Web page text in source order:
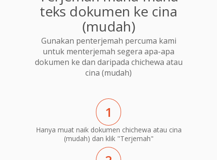
teks dokumen ke cina
(mudah)
Gunakan penterjemah percuma kami
untuk menterjemah segera apa-apa
dokumen ke dan daripada chichewa atau
cina (mudah)
1
Hanya muat naik dokumen chichewa atau cina
(mudah) dan klik "Terjemah"